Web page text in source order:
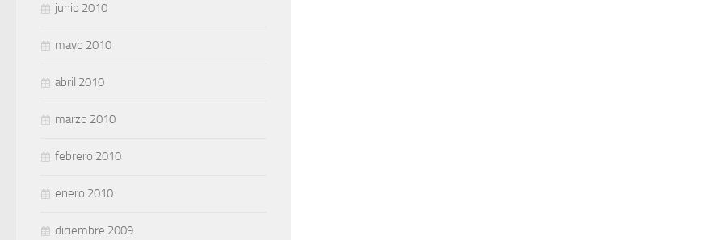
junio 2010
mayo 2010
abril 2010
marzo 2010
febrero 2010
enero 2010
diciembre 2009